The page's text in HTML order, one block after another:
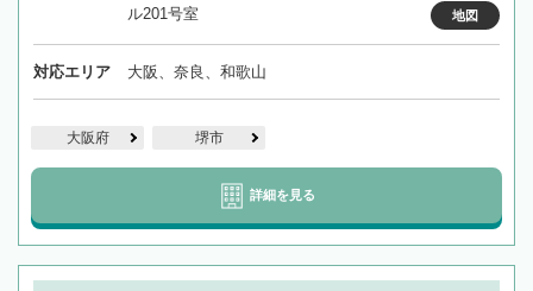
ル201号室
地図
対応エリア 大阪、奈良、和歌山
大阪府 堺市
詳細を見る